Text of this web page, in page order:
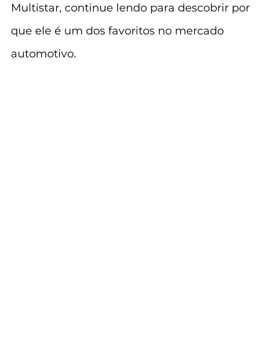
Multistar, continue lendo para descobrir por
que ele é um dos favoritos no mercado
automotivo.